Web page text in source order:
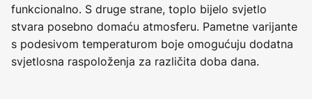
funkcionalno. S druge strane, toplo bijelo svjetlo
stvara posebno domaću atmosferu. Pametne varijante
s podesivom temperaturom boje omogućuju dodatna
svjetlosna raspoloženja za različita doba dana.